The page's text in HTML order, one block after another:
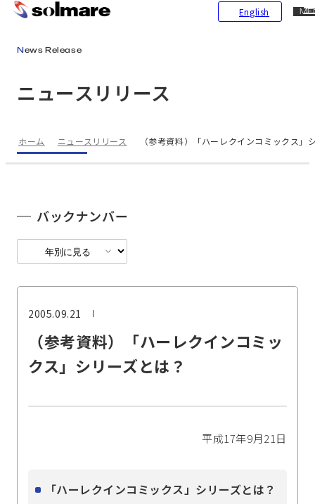
English
ニュースリリース
News Release
ホーム ニュースリリース （参考資料）「ハーレクインコミックス」
2005.09.21
（参考資料）「ハーレクインコミッ
クス」シリーズとは？
平成17年9月21日
「ハーレクインコミックス」シリーズとは？
バックナンバー